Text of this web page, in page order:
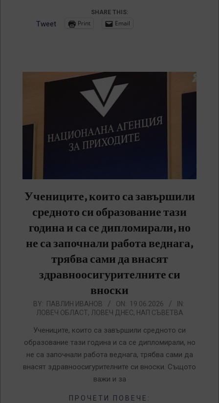
SHARE THIS:
Tweet Print Email
Учениците, които са завършили
средното си образование тази
година и са се дипломирали, но
не са започнали работа веднага,
трябва сами да внасят
здравноосигурителните си
вноски
2026-
BY: ПАВЛИН ИВАНОВ ON: 19.06.2026
IN:
ЛОВЕЧ ОБЛАСТ, ЛОВЕЧ ДНЕС, НАП СЪВЕТВА
Учениците, които са завършили средното си
образование тази година и са се дипломирали, но
не са започнали работа веднага, трябва сами да
внасят здравноосигурителните си вноски. Същото
важи и за
ПРОЧЕТИ ПОВЕЧЕ: